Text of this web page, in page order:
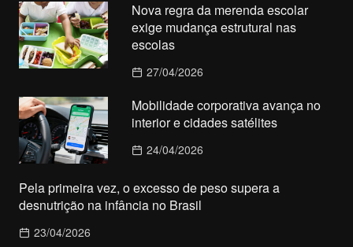
Nova regra da merenda escolar
exige mudança estrutural nas
escolas
27/04/2026
Mobilidade corporativa avança no
interior e cidades satélites
24/04/2026
Pela primeira vez, o excesso de peso supera a
desnutrição na infância no Brasil
23/04/2026